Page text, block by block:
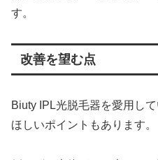
す。
改善を望む点
Biuty IPL光脱毛器を愛用し
ほしいポイントもあります。